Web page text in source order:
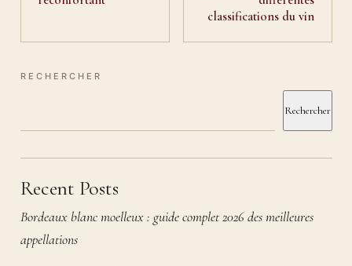
classifications du vin
RECHERCHER
Rechercher
Recent Posts
Bordeaux blanc moelleux : guide complet 2026 des meilleures
appellations